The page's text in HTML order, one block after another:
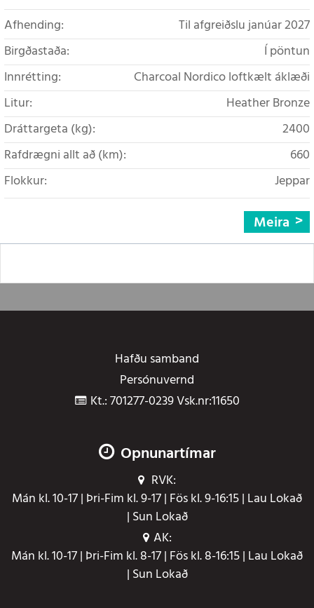
Afhending:
Til afgreiðslu janúar 2027
Birgðastaða:
Í pöntun
Innrétting:
Charcoal Nordico loftkælt áklæði
Litur:
Heather Bronze
Dráttargeta (kg):
2400
Rafdrægni allt að (km):
660
Flokkur:
Jeppar
Meira
Hafðu samband
Persónuvernd
Kt.: 701277-0239 Vsk.nr:11650
Opnunartímar
RVK:
Mán kl. 10-17 | Þri-Fim kl. 9-17 | Fös kl. 9-16:15 | Lau Lokað
| Sun Lokað
AK:
Mán kl. 10-17 | Þri-Fim kl. 8-17 | Fös kl. 8-16:15 | Lau Lokað
| Sun Lokað